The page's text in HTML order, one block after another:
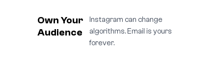
Own Your
Audience
Instagram can change
algorithms. Email is yours
forever.